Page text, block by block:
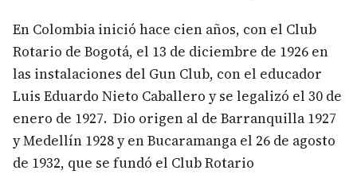
En Colombia inició hace cien años, con el Club
Rotario de Bogotá, el 13 de diciembre de 1926 en
las instalaciones del Gun Club, con el educador
Luis Eduardo Nieto Caballero y se legalizó el 30 de
enero de 1927. Dio origen al de Barranquilla 1927
y Medellín 1928 y en Bucaramanga el 26 de agosto
de 1932, que se fundó el Club Rotario